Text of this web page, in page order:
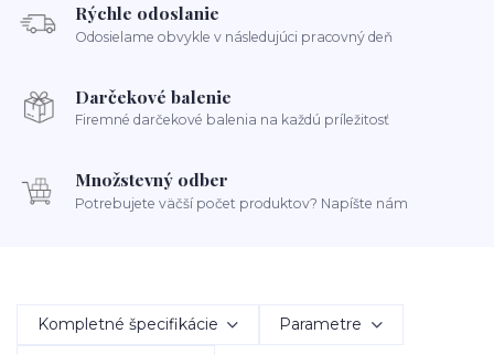
Rýchle odoslanie
Odosielame obvykle v následujúci pracovný deň
Darčekové balenie
Firemné darčekové balenia na každú príležitosť
Množstevný odber
Potrebujete väčší počet produktov? Napíšte nám
Kompletné špecifikácie Parametre